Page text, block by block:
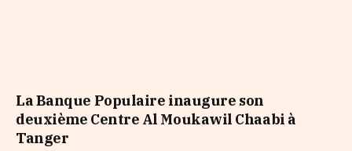
La Banque Populaire inaugure son
deuxième Centre Al Moukawil Chaabi à
Tanger